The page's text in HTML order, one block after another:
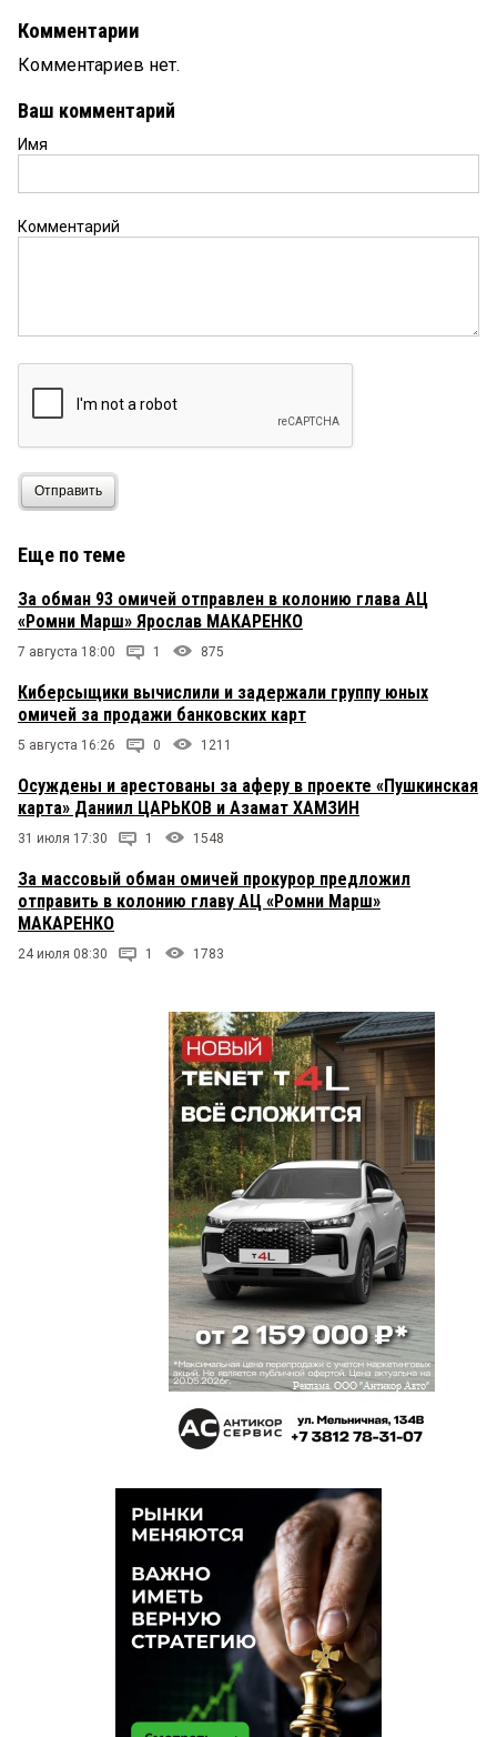
Комментарии
Комментариев нет.
Ваш комментарий
Имя
Комментарий
Отправить
Еще по теме
За обман 93 омичей отправлен в колонию глава АЦ
«Ромни Марш» Ярослав МАКАРЕНКО
7 августа 18:00 1 875
Киберсыщики вычислили и задержали группу юных
омичей за продажи банковских карт
5 августа 16:26 0 1211
Осуждены и арестованы за аферу в проекте «Пушкинская
карта» Даниил ЦАРЬКОВ и Азамат ХАМЗИН
31 июля 17:30 1 1548
За массовый обман омичей прокурор предложил
отправить в колонию главу АЦ «Ромни Марш»
МАКАРЕНКО
24 июля 08:30 1 1783